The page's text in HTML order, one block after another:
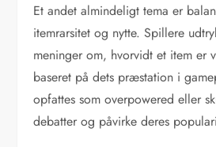
Et andet almindeligt tema er
itemrarsitet og nytte. Spillere
meninger om, hvorvidt et item er
baseret på dets præstation i
opfattes som overpowered eller
debatter og påvirke deres